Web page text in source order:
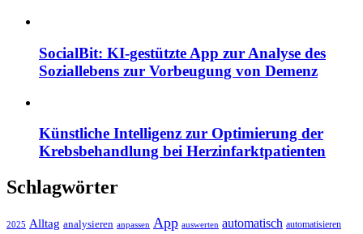
SocialBit: KI-gestützte App zur Analyse des
Soziallebens zur Vorbeugung von Demenz
Künstliche Intelligenz zur Optimierung der
Krebsbehandlung bei Herzinfarktpatienten
Schlagwörter
2025 Alltag analysieren anpassen App auswerten automatisch automatisieren